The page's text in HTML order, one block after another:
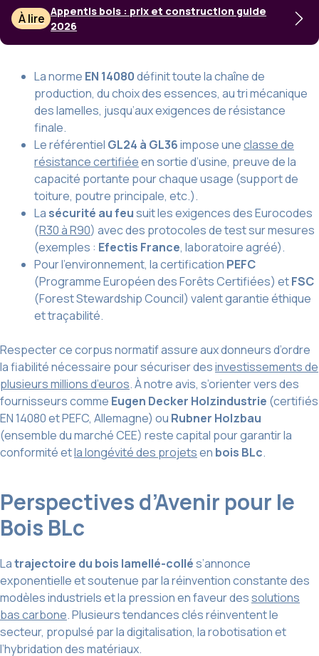
À lire Appentis bois : prix et construction guide
2026
La norme EN 14080définit toute la chaîne de
production, du choix des essences, au tri mécanique
des lamelles, jusqu’aux exigences de résistance
finale.
Le référentiel GL24 à GL36impose uneclasse de
résistance certifiéeen sortie d’usine, preuve de la
capacité portante pour chaque usage (support de
toiture, poutre principale, etc.).
La sécurité au feusuit les exigences des Eurocodes
(R30 à R90) avec des protocoles de test sur mesures
(exemples : Efectis France, laboratoire agréé).
Pour l’environnement, la certification PEFC
(Programme Européen des Forêts Certifiées) etFSC
(Forest Stewardship Council) valent garantie éthique
et traçabilité.
Respecter ce corpus normatif assure aux donneurs d’ordre
la fiabilité nécessaire pour sécuriser desinvestissements de
plusieurs millions d’euros. À notre avis, s’orienter vers des
fournisseurs comme Eugen Decker Holzindustrie (certifiés
EN 14080 et PEFC, Allemagne) ou Rubner Holzbau
(ensemble du marché CEE) reste capital pour garantir la
conformité etla longévité des projetsen bois BLc.
Perspectives d’Avenir pour le
Bois BLc
Latrajectoire du bois lamellé-collés’annonce
exponentielle et soutenue par la réinvention constante des
modèles industriels et la pression en faveur dessolutions
bas carbone. Plusieurs tendances clés réinventent le
secteur, propulsé par la digitalisation, la robotisation et
l’hybridation des matériaux.